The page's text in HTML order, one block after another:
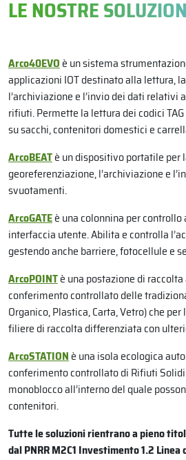
LE NOSTRE
Arco40EVOè un sistema
applicazioni IOT destinato alla lettura,
l’archiviazione e l’invio dei dati relativi
rifiuti. Permette la lettura dei codici TAG
su sacchi, contenitori domestici e
ArcoBEATè un dispositivo portatile per
georeferenziazione, l’archiviazione e
svuotamenti.
ArcoGATEè una colonnina per
interfaccia utente. Abilita e controlla
gestendo anche barriere, fotocellule e
ArcoPOINTè una postazione di
conferimento controllato delle
Organico, Plastica, Carta, Vetro) che
filiere di raccolta differenziata con
ArcoSTATIONè una isola ecologica
conferimento controllato di Rifiuti
monoblocco all’interno del quale
contenitori.
Tutte le soluzioni rientrano a pieno
dal PNRR M2C1 Investimento 1.2